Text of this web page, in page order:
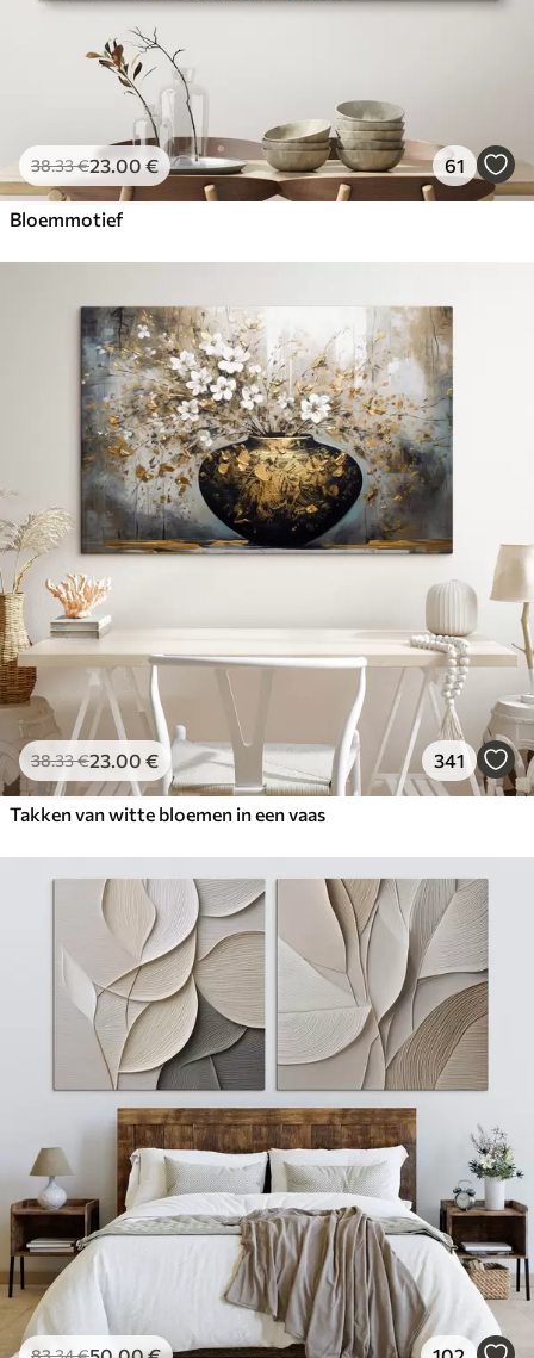
38.33€23.00 € 61
Bloemmotief
38.33€23.00 € 341
Takken van witte bloemen in een vaas